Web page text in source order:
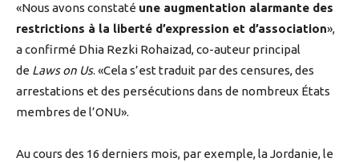
«Nous avons constaté une augmentation alarmante des
restrictions à la liberté d’expression et d’association»,
a confirmé Dhia Rezki Rohaizad, co-auteur principal
de Laws on Us. «Cela s’est traduit par des censures, des
arrestations et des persécutions dans de nombreux États
membres de l’ONU».
Au cours des 16 derniers mois, par exemple, la Jordanie, le